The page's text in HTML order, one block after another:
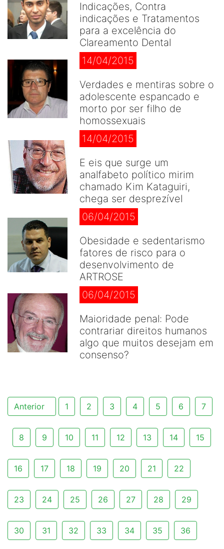
Indicações, Contra
indicações e Tratamentos
para a excelência do
Clareamento Dental
14/04/2015
Verdades e mentiras sobre o
adolescente espancado e
morto por ser filho de
homossexuais
14/04/2015
E eis que surge um
analfabeto político mirim
chamado Kim Kataguiri,
chega ser desprezível
06/04/2015
Obesidade e sedentarismo
fatores de risco para o
desenvolvimento de
ARTROSE
06/04/2015
Maioridade penal: Pode
contrariar direitos humanos
algo que muitos desejam em
consenso?
Anterior 1 2 3 4 5 6 7
8 9 10 11 12 13 14 15
16 17 18 19 20 21 22
23 24 25 26 27 28 29
30 31 32 33 34 35 36